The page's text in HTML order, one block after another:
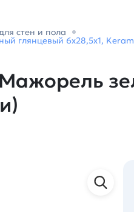
стен и пола
глянцевый 6x28,5x1,